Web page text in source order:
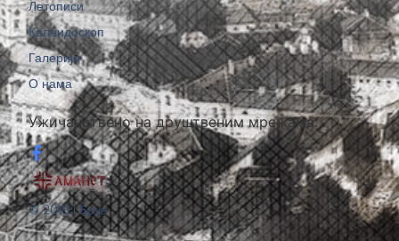
Ужичанствено на друштвеним мрежама:
© 2018 | Бруе
Летописи
Калеидоскоп
Галерије
О нама